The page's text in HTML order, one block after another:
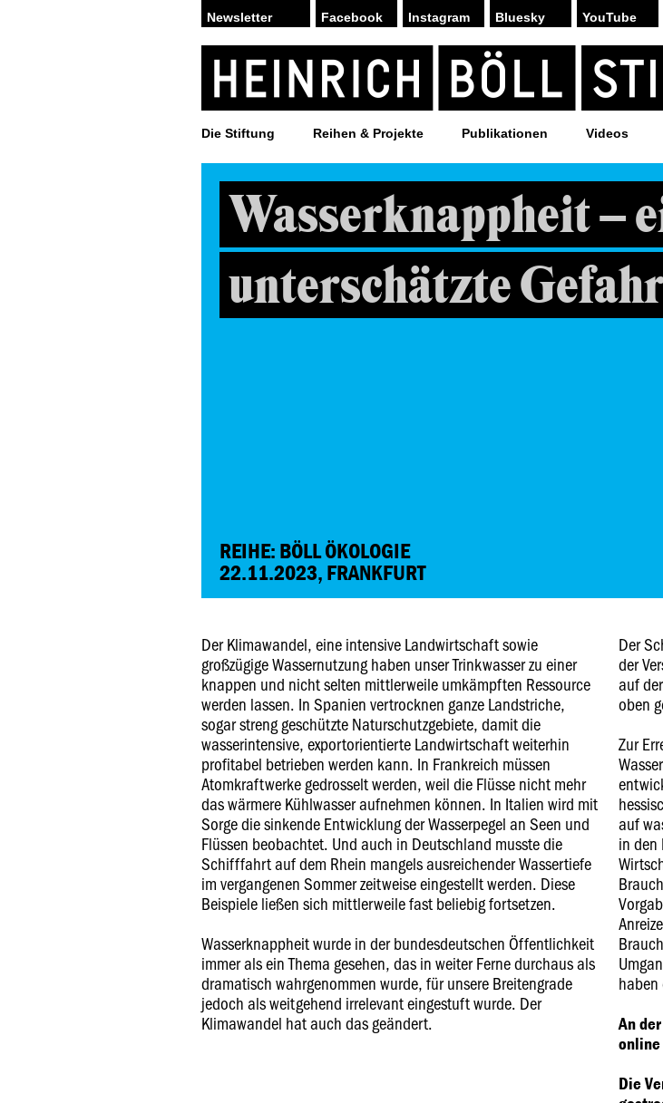
Facebook Instagram Bluesky YouTube
Die Stiftung Reihen & Projekte Publikationen Videos
Wasserknappheit –
unterschätzte
REIHE: BÖLL ÖKOLOGIE
22.11.2023, FRANKFURT
Der Klimawandel, eine intensive Landwirtschaft sowie
großzügige Wassernutzung haben unser Trinkwasser zu einer
knappen und nicht selten mittlerweile umkämpften Ressource
werden lassen. In Spanien vertrocknen ganze Landstriche,
sogar streng geschützte Naturschutzgebiete, damit die
wasserintensive, exportorientierte Landwirtschaft weiterhin
profitabel betrieben werden kann. In Frankreich müssen
Atomkraftwerke gedrosselt werden, weil die Flüsse nicht mehr
das wärmere Kühlwasser aufnehmen können. In Italien wird mit
Sorge die sinkende Entwicklung der Wasserpegel an Seen und
Flüssen beobachtet. Und auch in Deutschland musste die
Schifffahrt auf dem Rhein mangels ausreichender Wassertiefe
im vergangenen Sommer zeitweise eingestellt werden. Diese
Beispiele ließen sich mittlerweile fast beliebig fortsetzen.
Wasserknappheit wurde in der bundesdeutschen Öffentlichkeit
immer als ein Thema gesehen, das in weiter Ferne durchaus als
dramatisch wahrgenommen wurde, für unsere Breitengrade
jedoch als weitgehend irrelevant eingestuft wurde. Der
Klimawandel hat auch das geändert.
Der
der
auf
oben
Zur
auf
in den
haben
An
Die